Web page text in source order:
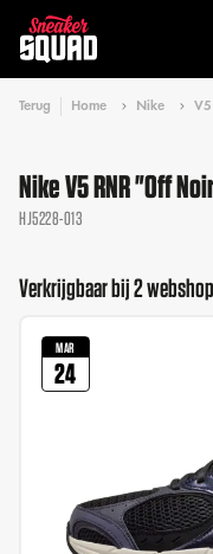
Terug Home Nike
Nike V5 RNR "Off
HJ5228-013
Verkrijgbaar bij 2
MAR
24